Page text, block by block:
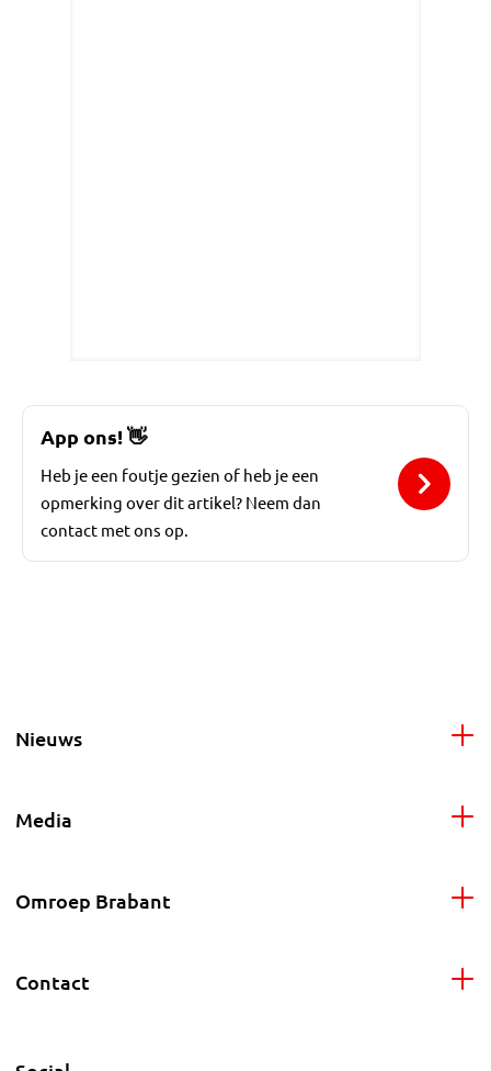
App ons!👋
Heb je een foutje gezien of heb je een
opmerking over dit artikel? Neem dan
contact met ons op.
Nieuws
Media
Omroep Brabant
Contact